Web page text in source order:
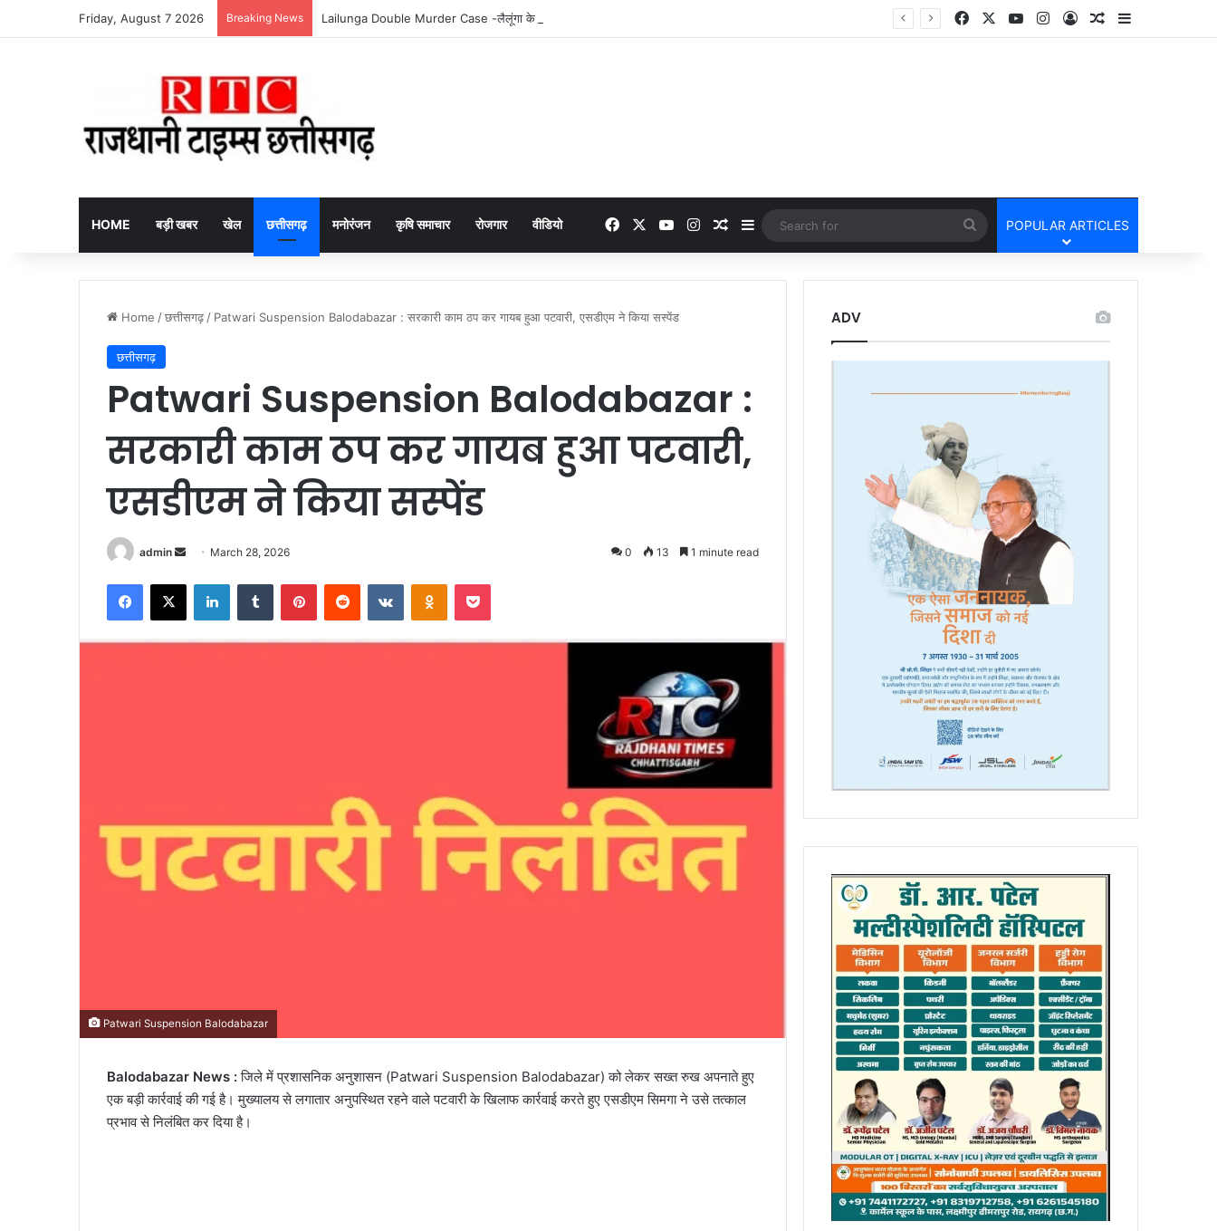
Friday, August 7 2026 Breaking News FacebookYouTubeInstagram
Log InRandom Article
Sidebar
HOME बड़ी खबर खेल छत्तीसगढ़ मनोरंजन कृषि समाचार रोजगार वीडियो FacebookYouTubeInstagramRandom Article
Sidebar
Search
for
POPULAR ARTICLES
Home /छत्तीसगढ़ / Patwari Suspension Balodabazar : सरकारी काम ठप कर गायब हुआ पटवारी, एसडीएम ने किया सस्पेंड
छत्तीसगढ़
Patwari Suspension Balodabazar :
सरकारी काम ठप कर गायब हुआ पटवारी,
एसडीएम ने किया सस्पेंड
admin
Send
email
March 28, 2026 0 13 1 minute read
Facebook
X LinkedInTumblr PinterestReddit VKontakteOdnoklassniki
Pocket
Patwari Suspension Balodabazar
Balodabazar News :जिले में प्रशासनिक अनुशासन (Patwari Suspension Balodabazar) को लेकर सख्त रुख अपनाते हुए
एक बड़ी कार्रवाई की गई है। मुख्यालय से लगातार अनुपस्थित रहने वाले पटवारी के खिलाफ कार्रवाई करते हुए एसडीएम सिमगा ने उसे तत्काल
प्रभाव से निलंबित कर दिया है।
ADV